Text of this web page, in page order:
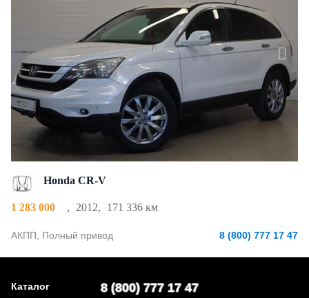
Honda CR-V
1 283 000 , 2012, 171 336 км
АКПП, Полный привод 8 (800) 777 17 47
Каталог 8 (800) 777 17 47